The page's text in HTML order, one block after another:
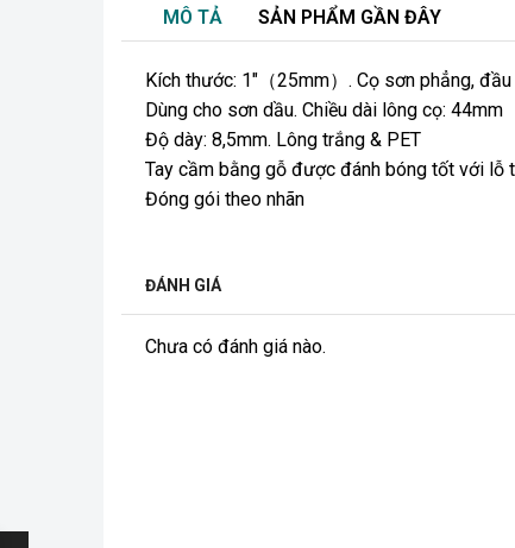
MÔ TẢ SẢN PHẨM GẦN ĐÂY
Kích thước: 1″（25mm）. Cọ sơn phẳng,
Dùng cho sơn dầu. Chiều dài lông cọ: 44mm
Độ dày: 8,5mm. Lông trắng & PET
Tay cầm bằng gỗ được đánh bóng tốt với lỗ
Đóng gói theo nhãn
ĐÁNH GIÁ
Chưa có đánh giá nào.